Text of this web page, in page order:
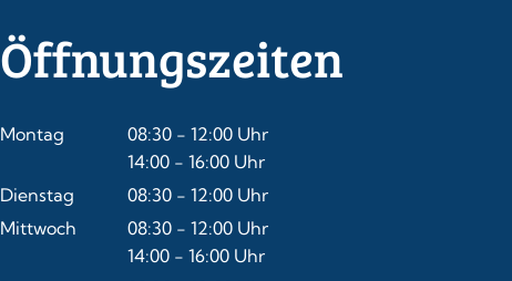
Öffnungszeiten
Montag 08:30 - 12:00 Uhr
Von 08:30 bis 12:00 Uhr
14:00 - 16:00 Uhr
Von 14:00 bis 16:00 Uhr
Dienstag 08:30 - 12:00 Uhr
Von 08:30 bis 12:00 Uhr
Mittwoch 08:30 - 12:00 Uhr
Von 08:30 bis 12:00 Uhr
14:00 - 16:00 Uhr